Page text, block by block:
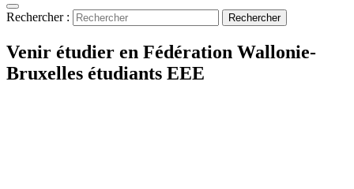
Rechercher :
Venir étudier en Fédération Wallonie-
Bruxelles étudiants EEE